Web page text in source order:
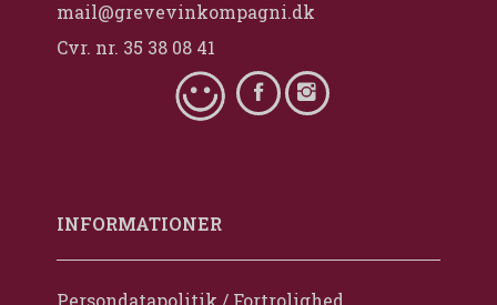
mail@grevevinkompagni.dk
Cvr. nr. 35 38 08 41
INFORMATIONER